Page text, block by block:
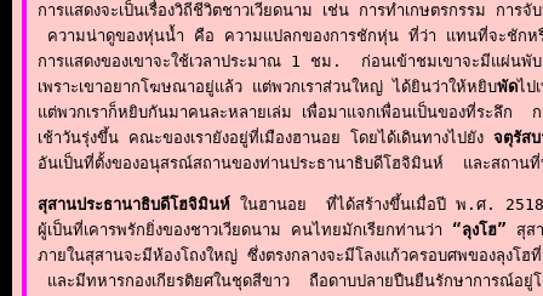
การแสดงจะเป็นเรื่องวิถีชีวิตชาวเวียดนาม เช่น การทำเกษตรกรรม กา
ความน่าดูของหุ่นน้ำ คือ ความแปลกของการชักหุ่น ที่ว่า แทนที่จะชักห
การแสดงของเขาจะใช้เวลาประมาณ 1 ชม.  ก่อนเข้าชมเขาจะมีแผ่
เพราะเขาอยากโฆษณาอยู่แล้ว แต่พวกเราส่วนใหญ่ ได้ยินว่าให้หยิบพัดไป
แต่พวกเราก็หยิบกันมาคนละหลายเล่ม เพื่อมาแจกเพื่อนเป็นของที่ระลึ
เช้าวันรุ่งขึ้น คณะของเรายังอยู่ที่เมืองฮานอย โดยได้เดินทางไปยัง จตุรัส
อันเป็นที่ตั้งของอนุสรณ์สถานของท่านประธานาธิบดีโฮจิมินห์  และสถาน
สุสานประธานาธิบดีโฮจิมินห์ ในฮานอย  ที่ได้สร้างขึ้นเมื่อปี พ.ศ. 2518
ผู้เป็นที่เคารพรักยิ่งของชาวเวียดนาม คนไทยมักเรียกท่านว่า “ลุงโฮ” สุส
ภายในสุสานจะมีห้องโถงใหญ่ ซึ่งตรงกลางจะมีโลงแก้วครอบศพของลุง
และมีทหารกองเกียรติยศในชุดสีขาว  ถือดาบปลายปืนยืนรักษาการณ์อ